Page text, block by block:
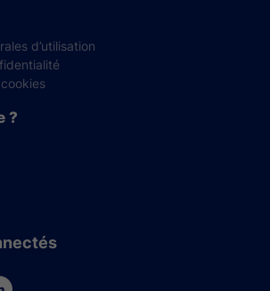
d’utilisation
?